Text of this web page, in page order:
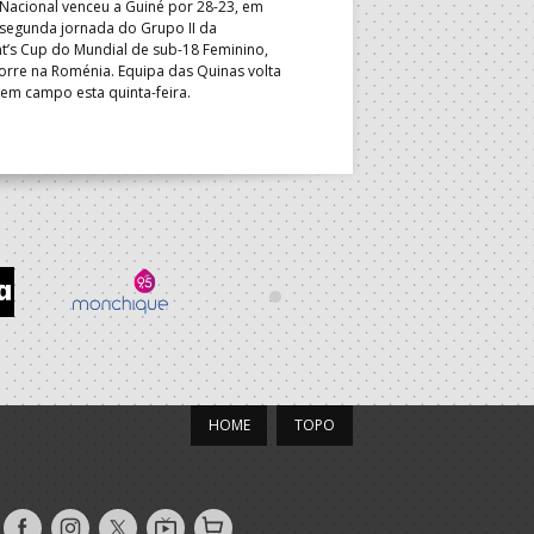
venceu a Guiné por 28-23, em
jornada do Grupo II da
Cup do Mundial de sub-18 Feminino,
na Roménia. Equipa das Quinas volta
campo esta quinta-feira.
Masculino, em Belgrado.
a entrar em campo esta
horas.
TOPO
HOME
Siga- Siga- Siga- AndebolTV
Loja